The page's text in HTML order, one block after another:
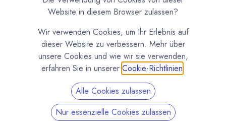
Bei so viel Schokolade fällt die Auswahl manchmal
schwer. Deshalb machen wir jetzt Schokoladen-
Website in diesem Browser zulassen?
Wir verwenden Cookies, um Ihr Erlebnis auf
dieser Website zu verbessern. Mehr über
unsere Cookies und wie wir sie verwenden,
erfahren Sie in unserer Cookie-Richtlinien
Alle Cookies zulassen
Nur essenzielle Cookies zulassen